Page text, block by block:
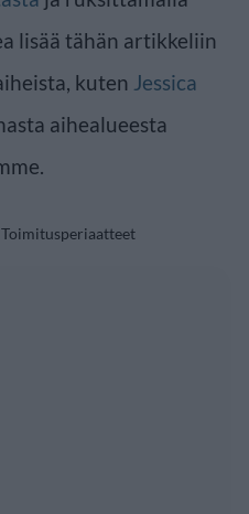
lisää tähän artikkeliin
kuten Jessica
aihealueesta
Toimitusperiaatteet